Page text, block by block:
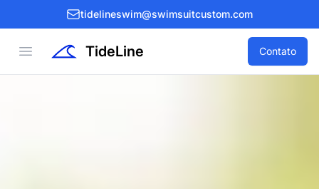
tidelineswim@swimsuitcustom.com
Open menu TideLine Contato